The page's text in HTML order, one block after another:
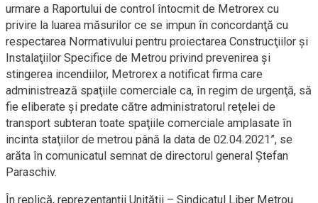
urmare a Raportului de control întocmit de Metrorex cu
privire la luarea măsurilor ce se impun în concordanţă cu
respectarea Normativului pentru proiectarea Construcţiilor şi
Instalaţiilor Specifice de Metrou privind prevenirea şi
stingerea incendiilor, Metrorex a notificat firma care
administrează spaţiile comerciale ca, în regim de urgenţă, să
fie eliberate şi predate către administratorul reţelei de
transport subteran toate spaţiile comerciale amplasate în
incinta staţiilor de metrou până la data de 02.04.2021”, se
arăta în comunicatul semnat de directorul general Ştefan
Paraschiv.
În replică, reprezentanţii Unităţii – Sindicatul Liber Metrou